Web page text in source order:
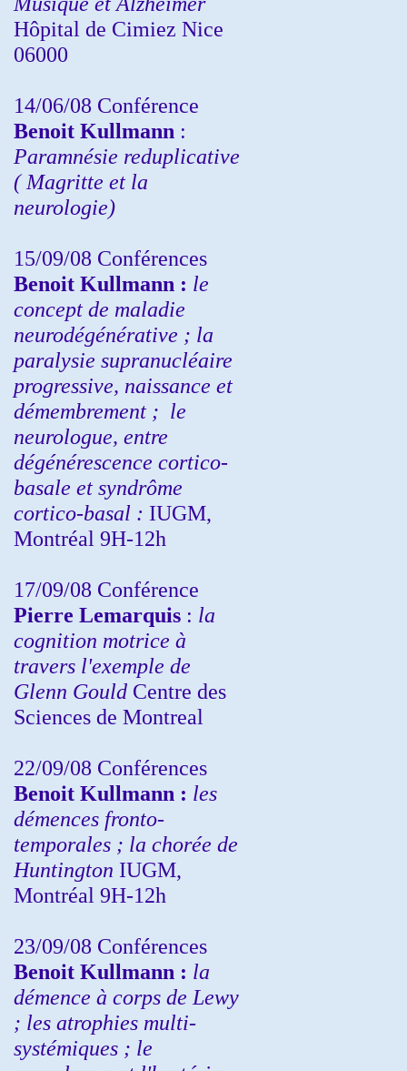
Hôpital de Cimiez Nice
06000
14/06/08 Conférence
Benoit Kullmann :
Paramnésie reduplicative
( Magritte et la
neurologie)
15/09/08 Conférences
Benoit Kullmann : le
concept de maladie
neurodégénérative ; la
paralysie supranucléaire
progressive, naissance et
démembrement ; le
neurologue, entre
dégénérescence cortico-
basale et syndrôme
cortico-basal : IUGM,
Montréal 9H-12h
17/09/08 Conférence
Pierre Lemarquis : la
cognition motrice à
travers l'exemple de
Glenn Gould Centre des
Sciences de Montreal
22/09/08 Conférences
Benoit Kullmann : les
démences fronto-
temporales ; la chorée de
Huntington IUGM,
Montréal 9H-12h
23/09/08 Conférences
Benoit Kullmann : la
démence à corps de Lewy
; les atrophies multi-
systémiques ; le